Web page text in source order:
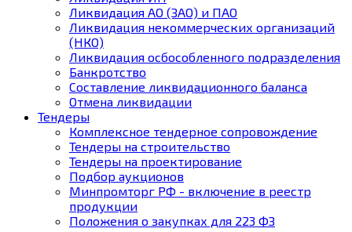
Ликвидация АО (ЗАО) и ПАО
Ликвидация некоммерческих организаций
(НКО)
Ликвидация осбособленного подразделения
Банкротство
Составление ликвидационного баланса
Отмена ликвидации
Тендеры
Комплексное тендерное сопровождение
Тендеры на строительство
Тендеры на проектирование
Подбор аукционов
Минпромторг РФ - включение в реестр
продукции
Положения о закупках для 223 ФЗ